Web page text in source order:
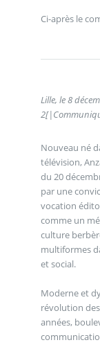
Ci-après le
Lille, le 8
2
Nouveau né
télévision,
du 20
par une
vocation
comme un
culture
multiformes
et social.
Moderne et
révolution
années,